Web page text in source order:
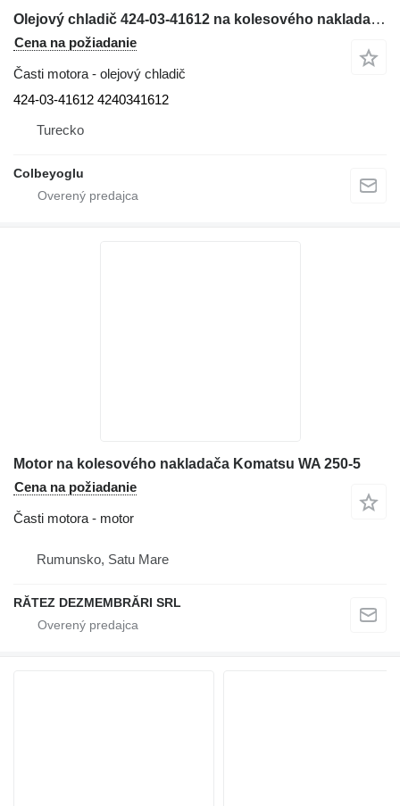
Olejový chladič 424-03-41612 na kolesového nakladača Komatsu WA430-6
Cena na požiadanie
Časti motora - olejový chladič
424-03-41612 4240341612
Turecko
Colbeyoglu
Motor na kolesového nakladača Komatsu WA 250-5
Cena na požiadanie
Časti motora - motor
Rumunsko, Satu Mare
RĂTEZ DEZMEMBRĂRI SRL